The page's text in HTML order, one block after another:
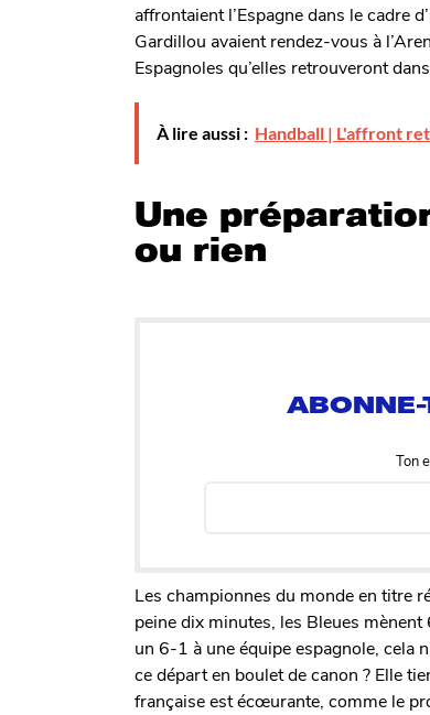
affrontaient l’Espagne dans le cadre
Gardillou avaient rendez-vous à
Espagnoles qu’elles retrouveront
À lire aussi : Handball | L'affront
Une
ou rien
Ton
Les championnes du monde en titre
peine dix minutes, les Bleues
un 6-1 à une équipe espagnole, cela
ce départ en boulet de canon ? Elle
française est écœurante, comme le